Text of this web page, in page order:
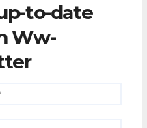
to-date
Ww-